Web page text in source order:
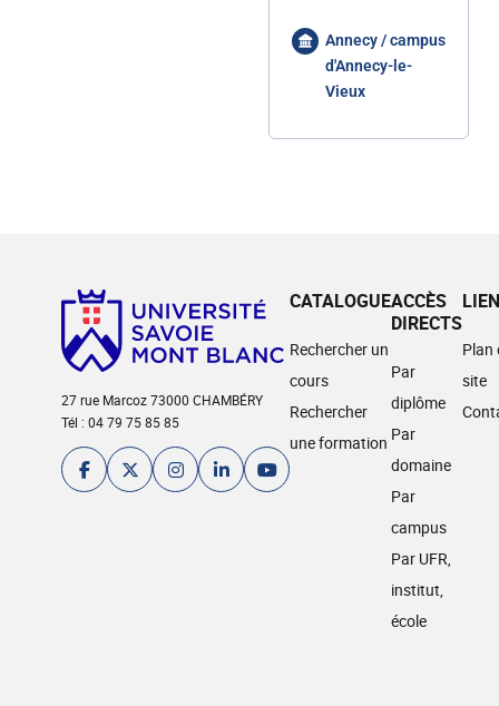
Annecy / campus
d'Annecy-le-
Vieux
27 rue Marcoz 73000 CHAMBÉRY
Tél : 04 79 75 85 85
CATALOGUE
Rechercher un
cours
Rechercher
une formation
ACCÈS
DIRECTS
Par
diplôme
Par
domaine
Par
campus
Par UFR,
institut,
école
Plan
site